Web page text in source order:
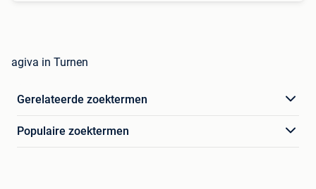
agiva in Turnen
Gerelateerde zoektermen
Populaire zoektermen